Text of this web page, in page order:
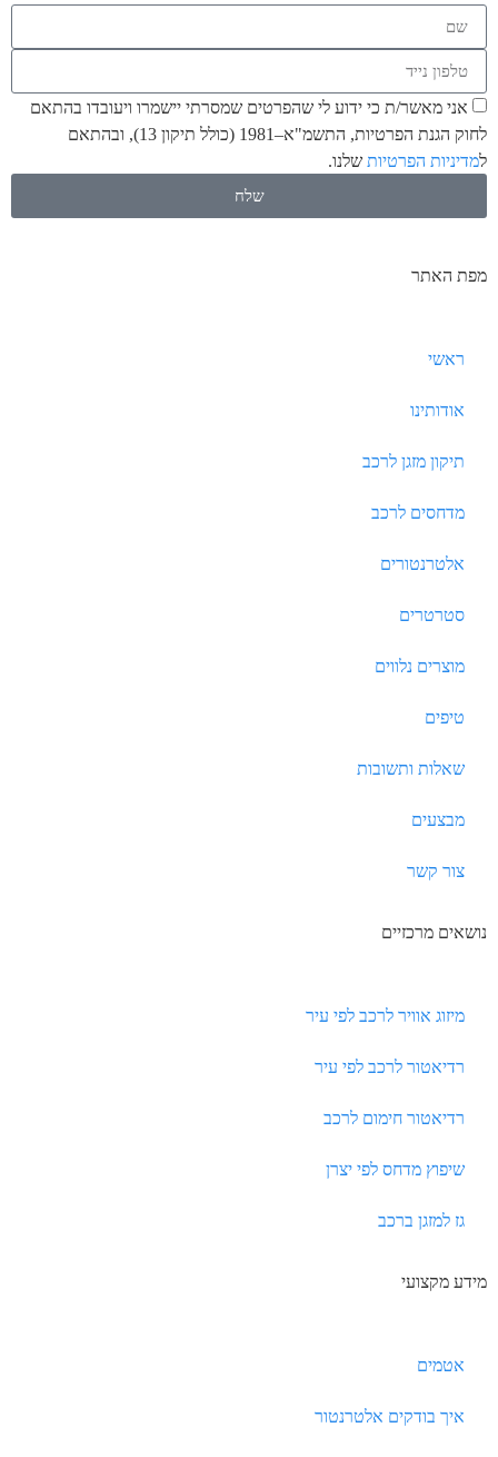
אני מאשר/ת כי ידוע לי שהפרטים שמסרתי יישמרו ויעובדו בהתאם
לחוק הגנת הפרטיות, התשמ"א–1981 (כולל תיקון 13), ובהתאם
מדיניות הפרטיותשלנו.
שלח
מפת האתר
ראשי
אודותינו
תיקון מזגן לרכב
מדחסים לרכב
אלטרנטורים
סטרטרים
מוצרים נלווים
טיפים
שאלות ותשובות
מבצעים
צור קשר
נושאים מרכזיים
מיזוג אוויר לרכב לפי עיר
רדיאטור לרכב לפי עיר
רדיאטור חימום לרכב
שיפוץ מדחס לפי יצרן
גז למזגן ברכב
מידע מקצועי
אטמים
איך בודקים אלטרנטור